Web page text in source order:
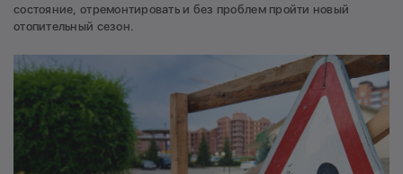
состояние, отремонтировать и без проблем пройти новый
отопительный сезон.